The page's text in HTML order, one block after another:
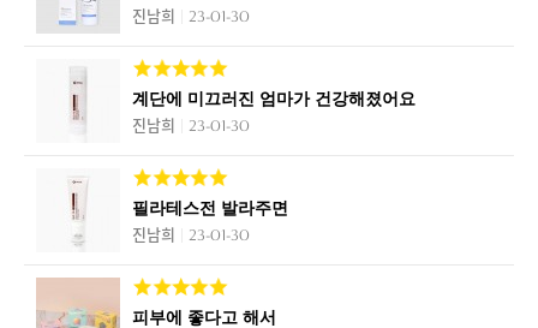
진남희 23-01-30
계단에 미끄러진 엄마가 건강해졌어요
진남희 23-01-30
필라테스전 발라주면
진남희 23-01-30
피부에 좋다고 해서